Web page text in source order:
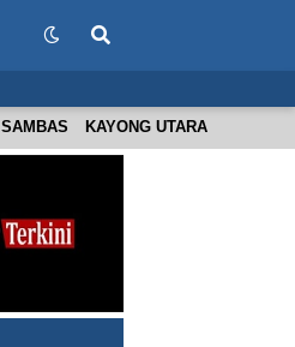
SAMBAS KAYONG UTARA